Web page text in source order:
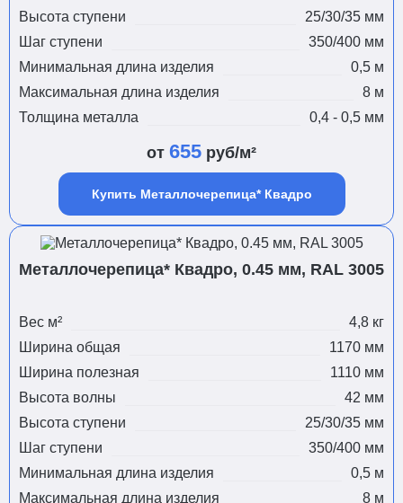
Высота ступени
25/30/35 мм
Шаг ступени
350/400 мм
Минимальная длина изделия
0,5 м
Максимальная длина изделия
8 м
Толщина металла
0,4 - 0,5 мм
от 655 руб/м²
Купить Металлочерепица* Квадро
Металлочерепица* Квадро, 0.45 мм, RAL 3005
Вес м²
4,8 кг
Ширина общая
1170 мм
Ширина полезная
1110 мм
Высота волны
42 мм
Высота ступени
25/30/35 мм
Шаг ступени
350/400 мм
Минимальная длина изделия
0,5 м
Максимальная длина изделия
8 м